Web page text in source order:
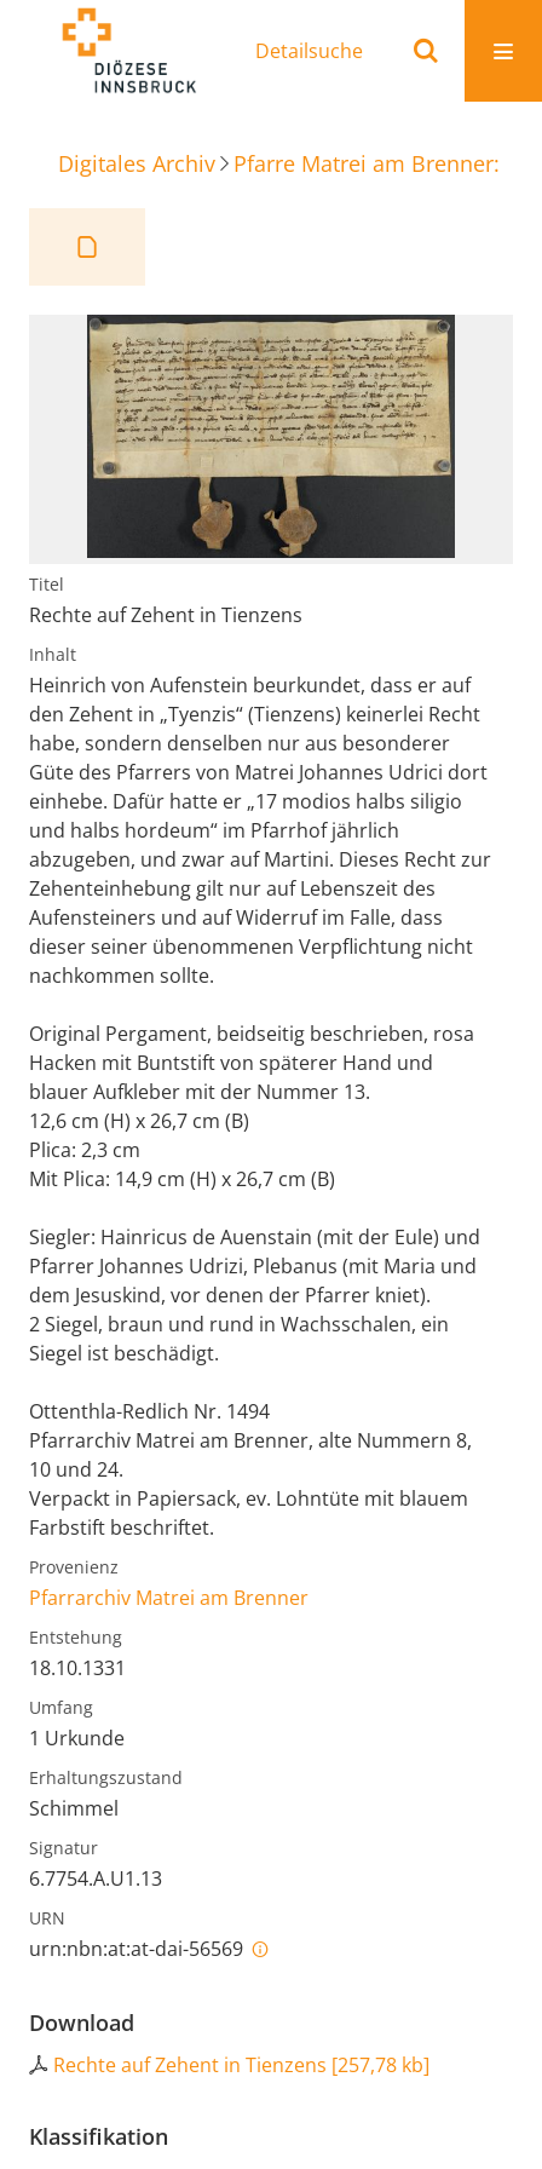
Detailsuche
Digitales Archiv Pfarre Matrei am Brenner:
Titel
Rechte auf Zehent in Tienzens
Inhalt
Heinrich von Aufenstein beurkundet, dass er auf
den Zehent in „Tyenzis“ (Tienzens) keinerlei Recht
habe, sondern denselben nur aus besonderer
Güte des Pfarrers von Matrei Johannes Udrici dort
einhebe. Dafür hatte er „17 modios halbs siligio
und halbs hordeum“ im Pfarrhof jährlich
abzugeben, und zwar auf Martini. Dieses Recht zur
Zehenteinhebung gilt nur auf Lebenszeit des
Aufensteiners und auf Widerruf im Falle, dass
dieser seiner übenommenen Verpflichtung nicht
nachkommen sollte.
Original Pergament, beidseitig beschrieben, rosa
Hacken mit Buntstift von späterer Hand und
blauer Aufkleber mit der Nummer 13.
12,6 cm (H) x 26,7 cm (B)
Plica: 2,3 cm
Mit Plica: 14,9 cm (H) x 26,7 cm (B)
Siegler: Hainricus de Auenstain (mit der Eule) und
Pfarrer Johannes Udrizi, Plebanus (mit Maria und
dem Jesuskind, vor denen der Pfarrer kniet).
2 Siegel, braun und rund in Wachsschalen, ein
Siegel ist beschädigt.
Ottenthla-Redlich Nr. 1494
Pfarrarchiv Matrei am Brenner, alte Nummern 8,
10 und 24.
Verpackt in Papiersack, ev. Lohntüte mit blauem
Farbstift beschriftet.
Provenienz
Pfarrarchiv Matrei am Brenner
Entstehung
18.10.1331
Umfang
1 Urkunde
Erhaltungszustand
Schimmel
Signatur
6.7754.A.U1.13
URN
urn:nbn:at:at-dai-56569
Download
Rechte auf Zehent in Tienzens [257,78 kb]
Klassifikation